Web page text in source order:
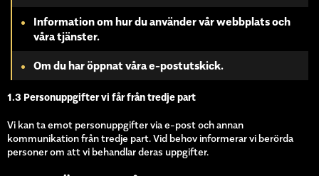
Information om hur du använder vår webbplats och
våra tjänster.
Om du har öppnat våra e-postutskick.
1.3 Personuppgifter vi får från tredje part
Vi kan ta emot personuppgifter via e-post och annan
kommunikation från tredje part. Vid behov informerar vi berörda
personer om att vi behandlar deras uppgifter.